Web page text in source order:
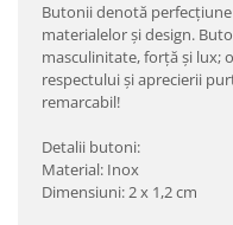
Butonii denotă
materialelor şi design.
masculinitate, forţă şi lux;
respectului şi aprecierii
remarcabil!
Detalii butoni:
Material: Inox
Dimensiuni: 2 x 1,2 cm